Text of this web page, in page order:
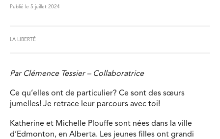
Publié le 5 juillet 2024
LA LIBERTÉ
Par Clémence Tessier – Collaboratrice
Ce qu’elles ont de particulier? Ce sont des sœurs
jumelles! Je retrace leur parcours avec toi!
Katherine et Michelle Plouffe sont nées dans la ville
d’Edmonton, en Alberta. Les jeunes filles ont grandi